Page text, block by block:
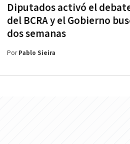
Diputados activó el
del BCRA y el Gobierno
dos semanas
PorPablo Sieira